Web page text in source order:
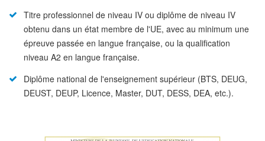
Titre professionnel de niveau IV ou diplôme de niveau IV
obtenu dans un état membre de l'UE, avec au minimum une
épreuve passée en langue française, ou la qualification
niveau A2 en langue française.
Diplôme national de l'enseignement supérieur (BTS, DEUG,
DEUST, DEUP, Licence, Master, DUT, DESS, DEA, etc.).